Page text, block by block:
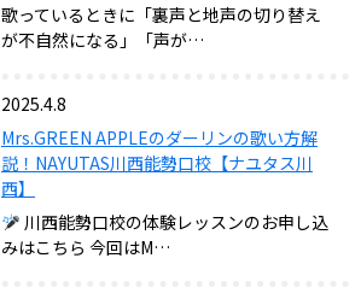
歌っているときに「裏声と地声の切り替え
が不自然になる」「声が…
2025.4.8
Mrs.GREEN APPLEのダーリンの歌い方解
説！NAYUTAS川西能勢口校【ナユタス川
西】
川西能勢口校の体験レッスンのお申し込
みはこちら 今回はM…